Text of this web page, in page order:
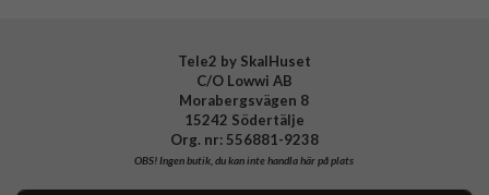
Tele2 by SkalHuset
C/O Lowwi AB
Morabergsvägen 8
15242 Södertälje
Org. nr: 556881-9238
OBS!Ingen butik, du kan inte handla här på plats